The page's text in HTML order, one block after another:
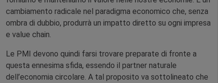
cambiamento radicale nel paradigma economico che, senza
ombra di dubbio, produrrà un impatto diretto su ogni impresa
e value chain.
Le PMI devono quindi farsi trovare preparate di fronte a
questa ennesima sfida, essendo il partner naturale
dell’economia circolare. A tal proposito va sottolineato che